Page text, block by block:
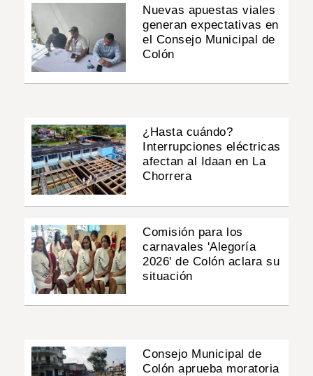
Nuevas apuestas viales
generan expectativas en
el Consejo Municipal de
Colón
¿Hasta cuándo?
Interrupciones eléctricas
afectan al Idaan en La
Chorrera
Comisión para los
carnavales 'Alegoría
2026' de Colón aclara su
situación
Consejo Municipal de
Colón aprueba moratoria